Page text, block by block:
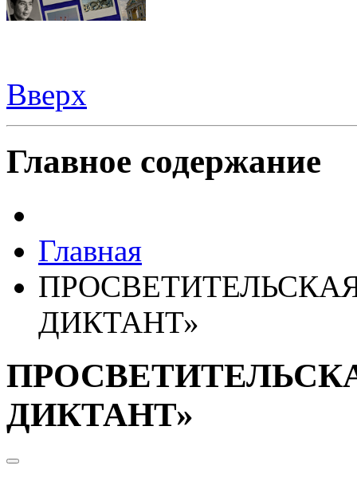
Вверх
Главное содержание
Главная
ДИКТАНТ»
ДИКТАНТ»